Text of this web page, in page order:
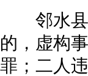
邻水县
的，虚构
罪；二人